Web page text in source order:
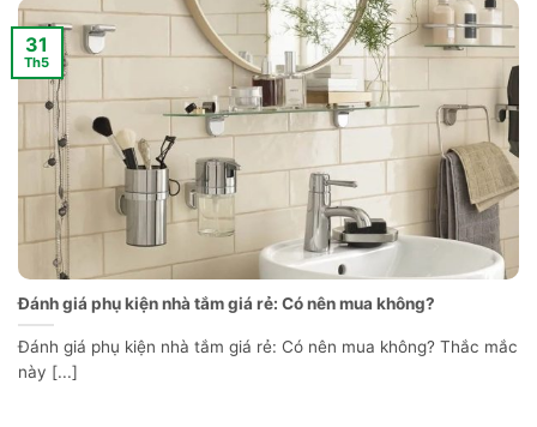
Đánh giá phụ kiện nhà tắm giá rẻ: Có nên mua không?
Đánh giá phụ kiện nhà tắm giá rẻ: Có nên mua không? Thắc mắc
này [...]
31
Th5